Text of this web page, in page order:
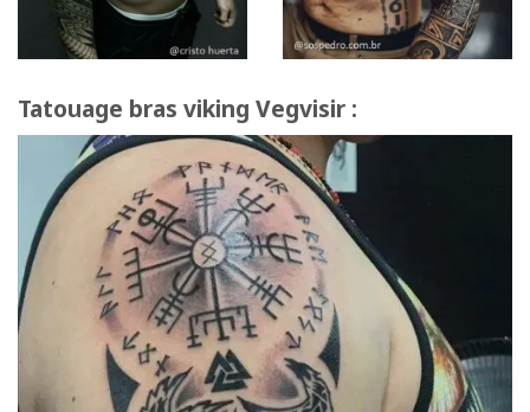
Tatouage bras viking Vegvisir :